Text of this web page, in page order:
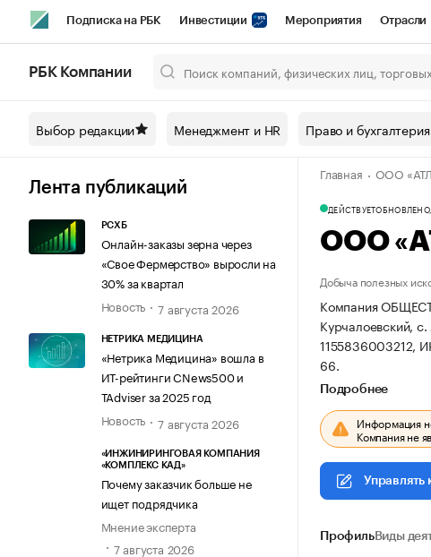
Подписка на РБК Инвестиции Мероприятия Отрасли
Спецпроекты СПб Конференции СПб Спецпроекты
Технологии и медиа Рынок наличной валюты
РБК Компании
Выбор редакции Менеджмент и HR Право и бухгалтерия
Лента публикаций
РСХБ
Онлайн-заказы зерна через
«Свое Фермерство» выросли на
30% за квартал
Новость
7 августа 2026
НЕТРИКА МЕДИЦИНА
«Нетрика Медицина» вошла в
ИТ-рейтинги CNews500 и
TAdviser за 2025 год
Новость
7 августа 2026
«ИНЖИНИРИНГОВАЯ КОМПАНИЯ
«КОМПЛЕКС КАД»
Почему заказчик больше не
ищет подрядчика
Мнение эксперта
7 августа 2026
Главная ООО
ДЕЙСТВУЕТОБНОВЛЕНО,
ООО
Добыча полезных
Компания
Курчалоевский,
1155836003212,
66.
Подробнее
Информация
Компания не
Управлять
ПрофильВиды